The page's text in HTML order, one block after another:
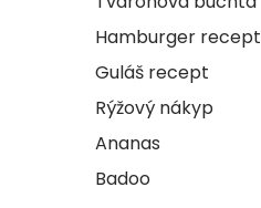
Hamburger recept
Guláš recept
Rýžový nákyp
Ananas
Badoo